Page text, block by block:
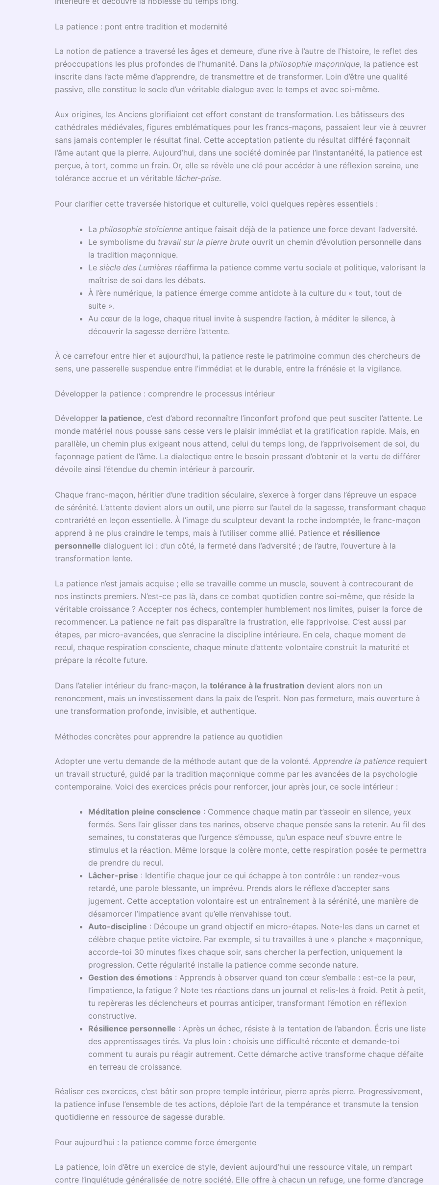
après épreuve. Les premiers pas sur le chemin maçonnique s’apparentent à l’apprentissage de la
musique : les gestes sont malhabiles, les notes hésitantes, mais l’écoute attentive, le silence avant le
son, témoignent déjà de la maturation d’un esprit patient. Dans les loges maçonniques, ce temps
d’attente, loin d’être inutile, devient un creuset où s’élabore la tempérance. Ainsi, chaque fois qu’un
silence se fait sentir, que l’impatience gronde, l’initié apprend à accueillir le vide comme un espace
de croissance.
La patience s’impose comme discipline du cœur, une ascèse du quotidien. Elle engage à la fois la
à la norme que de liberté conquise sur le tumulte intérieur. Face à la course effrénée à la
performance, chaque moment de patience reconstruit en nous ce que le monde extérieur ébranle.
Patience n’est pas stagnation : elle est germination—une graine qui, loin des regards, prépare sa
floraison. L’homme qui cultive la patience, tel l’apprenti-maçon, polit inlassablement sa pierre
intérieure et découvre la noblesse du temps long.
La patience : pont entre tradition et modernité
La notion de patience a traversé les âges et demeure, d’une rive à l’autre de l’histoire, le reflet des
inscrite dans l’acte même d’apprendre, de transmettre et de transformer. Loin d’être une qualité
passive, elle constitue le socle d’un véritable dialogue avec le temps et avec soi-même.
Aux origines, les Anciens glorifiaient cet effort constant de transformation. Les bâtisseurs des
cathédrales médiévales, figures emblématiques pour les francs-maçons, passaient leur vie à œuvrer
sans jamais contempler le résultat final. Cette acceptation patiente du résultat différé façonnait
perçue, à tort, comme un frein. Or, elle se révèle une clé pour accéder à une réflexion sereine, une
tolérance accrue et un véritablelâcher-prise
Pour clarifier cette traversée historique et culturelle, voici quelques repères essentiels :
Laphilosophie stoïcienneantique faisait déjà de la patience une force devant l’adversité.
Le symbolisme du
Lesiècle des Lumières réaffirma la patience comme vertu sociale et politique, valorisant la
maîtrise de soi dans les débats.
À l’ère numérique, la patience émerge comme antidote à la culture du « tout, tout de
Au cœur de la loge, chaque rituel invite à suspendre l’action, à méditer le silence, à
À ce carrefour entre hier et aujourd’hui, la patience reste le patrimoine commun des chercheurs de
sens, une passerelle suspendue entre l’immédiat et le durable, entre la frénésie et la vigilance.
Développer la patience : comprendre le processus intérieur
Développerla patience, c’est d’abord reconnaître l’inconfort profond que peut susciter l’attente. Le
monde matériel nous pousse sans cesse vers le plaisir immédiat et la gratification rapide. Mais, en
parallèle, un chemin plus exigeant nous attend, celui du temps long, de l’apprivoisement de soi, du
façonnage patient de l’âme. La dialectique entre le besoin pressant d’obtenir et la vertu de différer
dévoile ainsi l’étendue du chemin intérieur à parcourir.
Chaque franc-maçon, héritier d’une tradition séculaire, s’exerce à forger dans l’épreuve un espace
de sérénité. L’attente devient alors un outil, une pierre sur l’autel de la sagesse, transformant chaque
contrariété en leçon essentielle. À l’image du sculpteur devant la roche indomptée, le franc-maçon
apprend à ne plus craindre le temps, mais à l’utiliser comme allié. Patience etrésilience
personnelledialoguent ici : d’un côté, la fermeté dans l’adversité ; de l’autre, l’ouverture à la
transformation lente.
La patience n’est jamais acquise ; elle se travaille comme un muscle, souvent à contrecourant de
nos instincts premiers. N’est-ce pas là, dans ce combat quotidien contre soi-même, que réside la
véritable croissance ? Accepter nos échecs, contempler humblement nos limites, puiser la force de
recommencer. La patience ne fait pas disparaître la frustration, elle l’apprivoise. C’est aussi par
étapes, par micro-avancées, que s’enracine la discipline intérieure. En cela, chaque moment de
recul, chaque respiration consciente, chaque minute d’attente volontaire construit la maturité et
Dans l’atelier intérieur du franc-maçon, latolérance à la frustrationdevient alors non un
renoncement, mais un investissement dans la paix de l’esprit. Non pas fermeture, mais ouverture à